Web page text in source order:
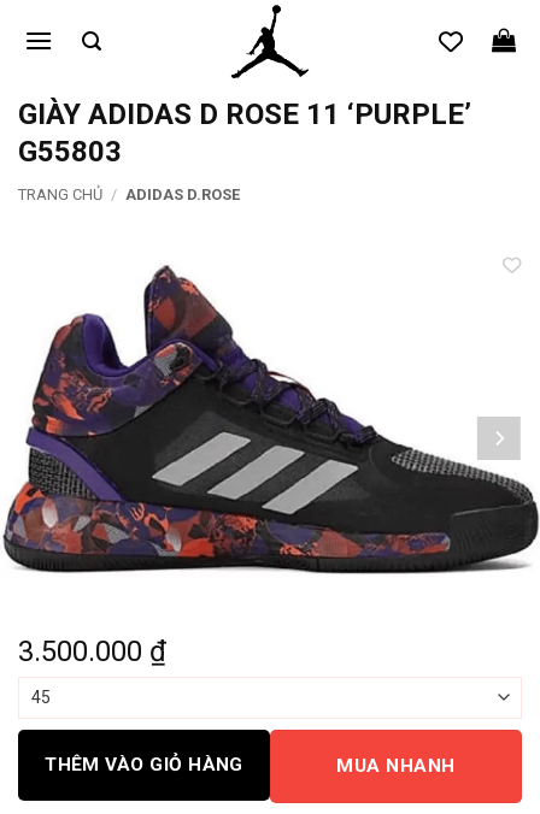
qua
dungGIÀY ADIDAS D ROSE 11 ‘PURPLE’
G55803
TRANG CHỦ / ADIDAS D.ROSE
3.500.000 ₫
THÊM VÀO GIỎ HÀNG MUA NHANH